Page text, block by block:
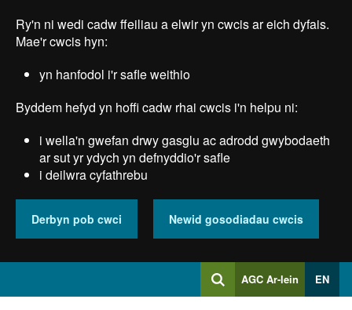
main
Ry'n ni wedi cadw ffeiliau a elwir yn cwcis ar eich dyfais.
Mae'r cwcis hyn:
yn hanfodol i'r safle weithio
Byddem hefyd yn hoffi cadw rhai cwcis i'n helpu ni:
i wella'n gwefan drwy gasglu ac adrodd gwybodaeth
ar sut yr ydych yn defnyddio'r safle
i deilwra cyfathrebu
Derbyn pob cwci Newid gosodiadau cwcis
ChwilioMewngofnodi
i
AGC Ar-lein EN